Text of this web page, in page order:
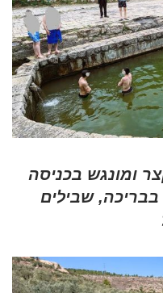
ומונגש בכניסה
בבריכה, שבילים